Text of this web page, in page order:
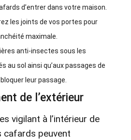
d’entrer dans votre maison.
les joints de vos portes pour
maximale.
anti-insectes sous les
au sol ainsi qu’aux passages de
leur passage.
de l’extérieur
vigilant à l’intérieur de
cafards peuvent